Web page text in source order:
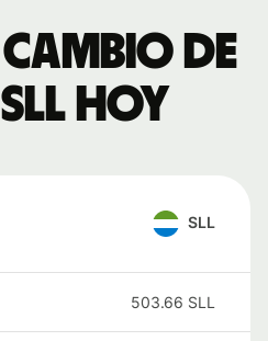
de
hoy
SLL
503.66 SLL